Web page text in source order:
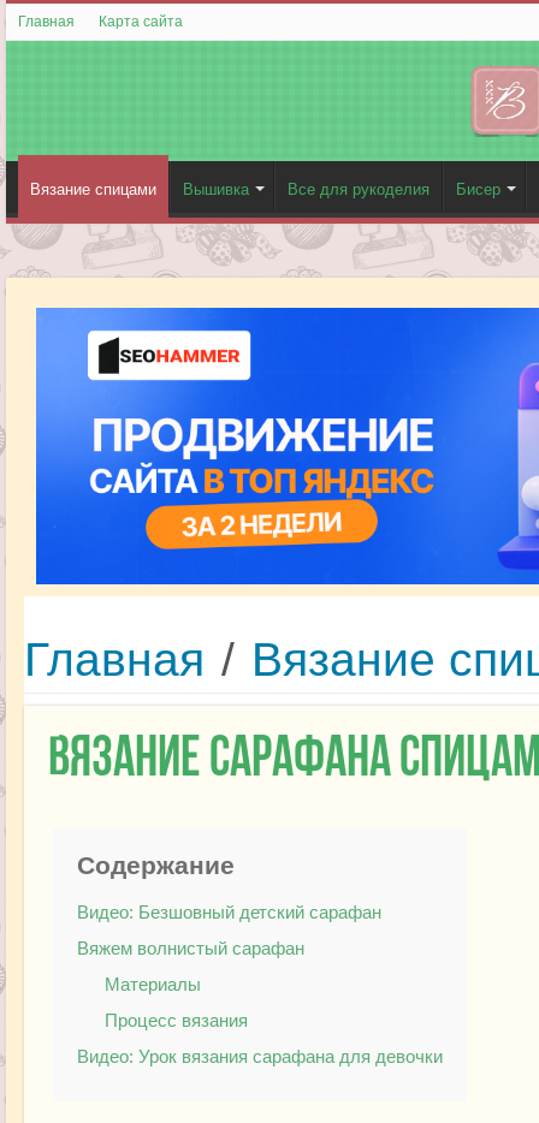
Главная Карта сайта
Вязание спицами Вышивка Все для рукоделия Бисер
Главная / Вязание
Вязание сарафана
Содержание
Видео: Безшовный детский сарафан
Вяжем волнистый сарафан
Материалы
Процесс вязания
Видео: Урок вязания сарафана для девочки